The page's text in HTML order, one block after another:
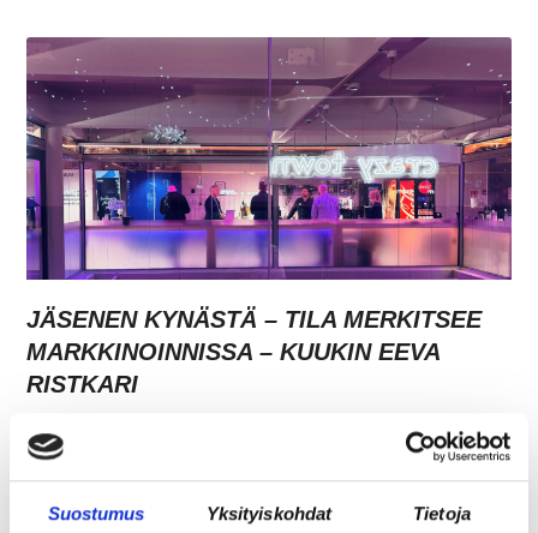
Suostumus Yksityiskohdat Tietoja
JÄSENEN KYNÄSTÄ – TILA MERKITSEE
MARKKINOINNISSA – KUUKIN EEVA
RISTKARI